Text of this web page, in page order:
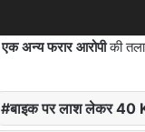
एक अन्य फरार आरोपीकी
बाइक पर लाश लेकर 40